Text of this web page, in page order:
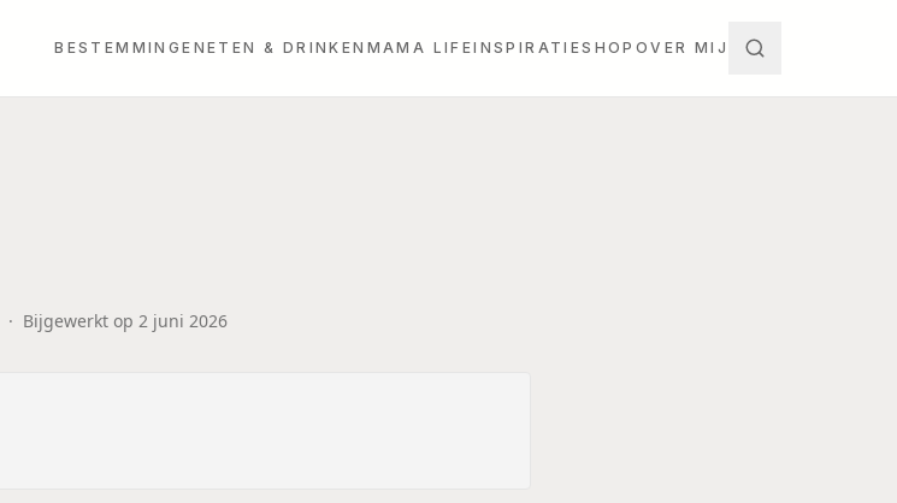
BESTEMMINGEN ETEN & DRINKEN MAMA LIFEINSPIRATIESHOP OVER MIJ
· Bijgewerkt op 2 juni 2026